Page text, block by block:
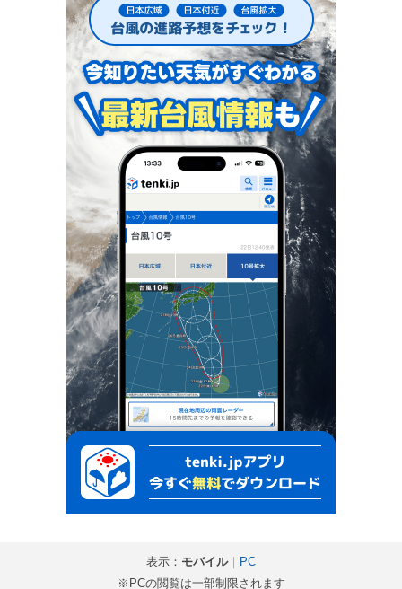
表示： モバイル｜
PC
※PCの閲覧は一部制限されます